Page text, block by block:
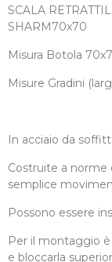
SCALA
SHARM70x70
Misura Botola
Misure Gradini
In acciaio da
Costruite a norme
semplice
Possono essere
Per il montaggio
e bloccarla